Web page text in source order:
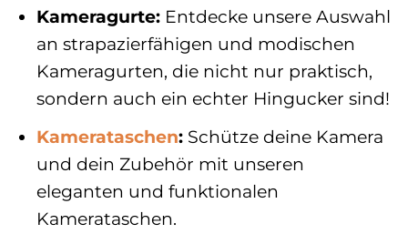
Kameragurte:Entdecke unsere Auswahl
an strapazierfähigen und modischen
Kameragurten, die nicht nur praktisch,
sondern auch ein echter Hingucker sind!
Kamerataschen:Schütze deine Kamera
und dein Zubehör mit unseren
eleganten und funktionalen
Kamerataschen.